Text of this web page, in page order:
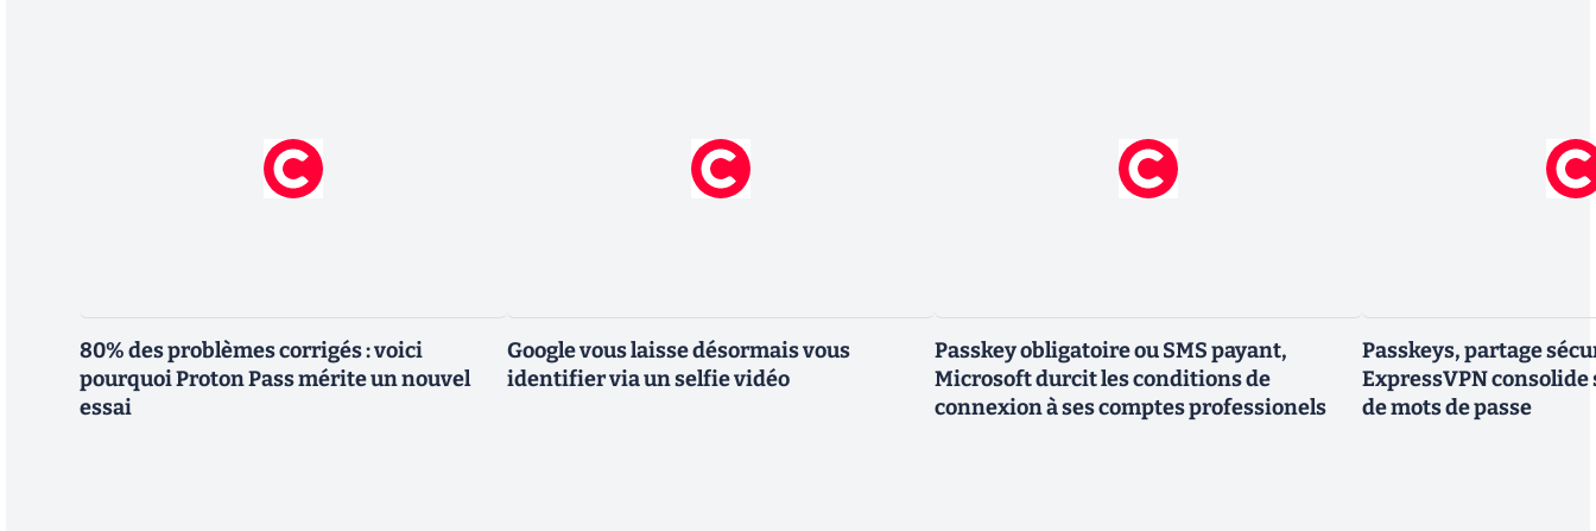
80% des problèmes corrigés : voici
pourquoi Proton Pass mérite un nouvel
essai
Google vous laisse désormais vous
identifier via un selfie vidéo
Passkey obligatoire ou SMS payant,
Microsoft durcit les conditions de
connexion à ses comptes professionels
Passkeys, partage
ExpressVPN
de mots de passe